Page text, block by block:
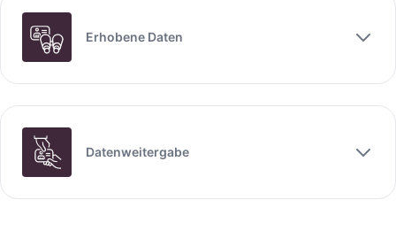
Erhobene Daten
Datenweitergabe